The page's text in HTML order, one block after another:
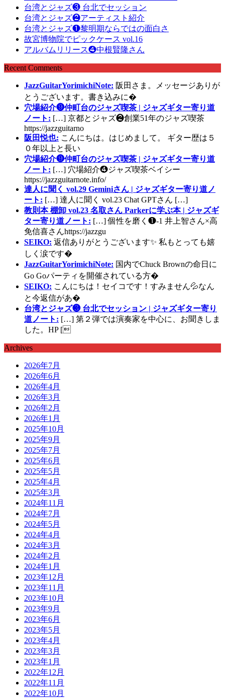
台湾とジャズ❸ 台北でセッション
台湾とジャズ❷アーティスト紹介
台湾とジャズ❶黎明期ならではの面白さ
故宮博物院でピックケース vol.16
アルバムリリース❹中根賢隆さん
Recent Comments
JazzGuitarYorimichiNote: 阪田さま。メッセージありが
とうございます。書き込みに�
穴場紹介❾仲町台のジャズ喫茶 | ジャズギター寄り道
ノート: […] 京都とジャズ❷創業51年のジャズ喫茶
https://jazzguitarno
阪田悦也: こんにちは。はじめまして。 ギター歴は５
０年以上と長い
穴場紹介❾仲町台のジャズ喫茶 | ジャズギター寄り道
ノート: […] 穴場紹介❹ジャズ喫茶ベイシー
https://jazzguitarnote.info/
達人に聞く vol.29 Geminiさん | ジャズギター寄り道ノ
ート: […] 達人に聞く vol.23 Chat GPTさん […]
教則本 棚卸 vol.23 名取さん Parkerに学ぶ本 | ジャズギ
ター寄り道ノート: […] 個性を磨く❶-1 井上智さん×高
免信喜さんhttps://jazzgu
SEIKO: 返信ありがとうございます✨ 私もとっても嬉
しく涙です�
JazzGuitarYorimichiNote: 国内でChuck Brownの命日に
Go Goパーティを開催されている方�
SEIKO: こんにちは！セイコです！すみません💦なん
と今返信があ�
台湾とジャズ❸ 台北でセッション | ジャズギター寄り
道ノート: […] 第２弾では演奏家を中心に、お聞きしま
した。HP [
Archives
2026年7月
2026年6月
2026年4月
2026年3月
2026年2月
2026年1月
2025年10月
2025年9月
2025年7月
2025年6月
2025年5月
2025年4月
2025年3月
2024年11月
2024年7月
2024年5月
2024年4月
2024年3月
2024年2月
2024年1月
2023年12月
2023年11月
2023年10月
2023年9月
2023年6月
2023年5月
2023年4月
2023年3月
2023年1月
2022年12月
2022年11月
2022年10月